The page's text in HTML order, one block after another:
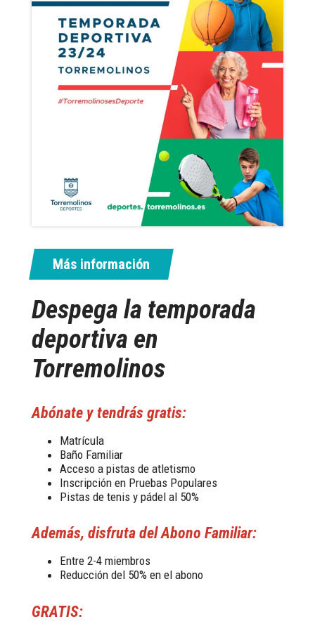
Más información
Despega la temporada
deportiva en
Torremolinos
Abónate y tendrás gratis:
Matrícula
Baño Familiar
Acceso a pistas de atletismo
Inscripción en Pruebas Populares
Pistas de tenis y pádel al 50%
Además, disfruta del Abono Familiar:
Entre 2-4 miembros
Reducción del 50% en el abono
GRATIS: